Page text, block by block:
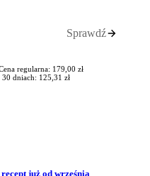
Sprawdź
regularna: 179,00 zł
dniach: 125,31 zł
już od września